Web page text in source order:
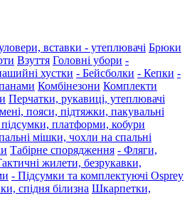
вставки - утеплювачі Брюки
Взуття Головні убори -
хустки - Бейсболки - Кепки -
Комбінезони Комплекти
Перчатки, рукавиці, утеплювачі
пояси, підтяжки, пакувальні
платформи, кобури
мішки, чохли на спальні
Табірне спорядження - Фляги,
жилети, безрукавки,
- Підсумки та комплектуючі Osprey
спідня білизна Шкарпетки,